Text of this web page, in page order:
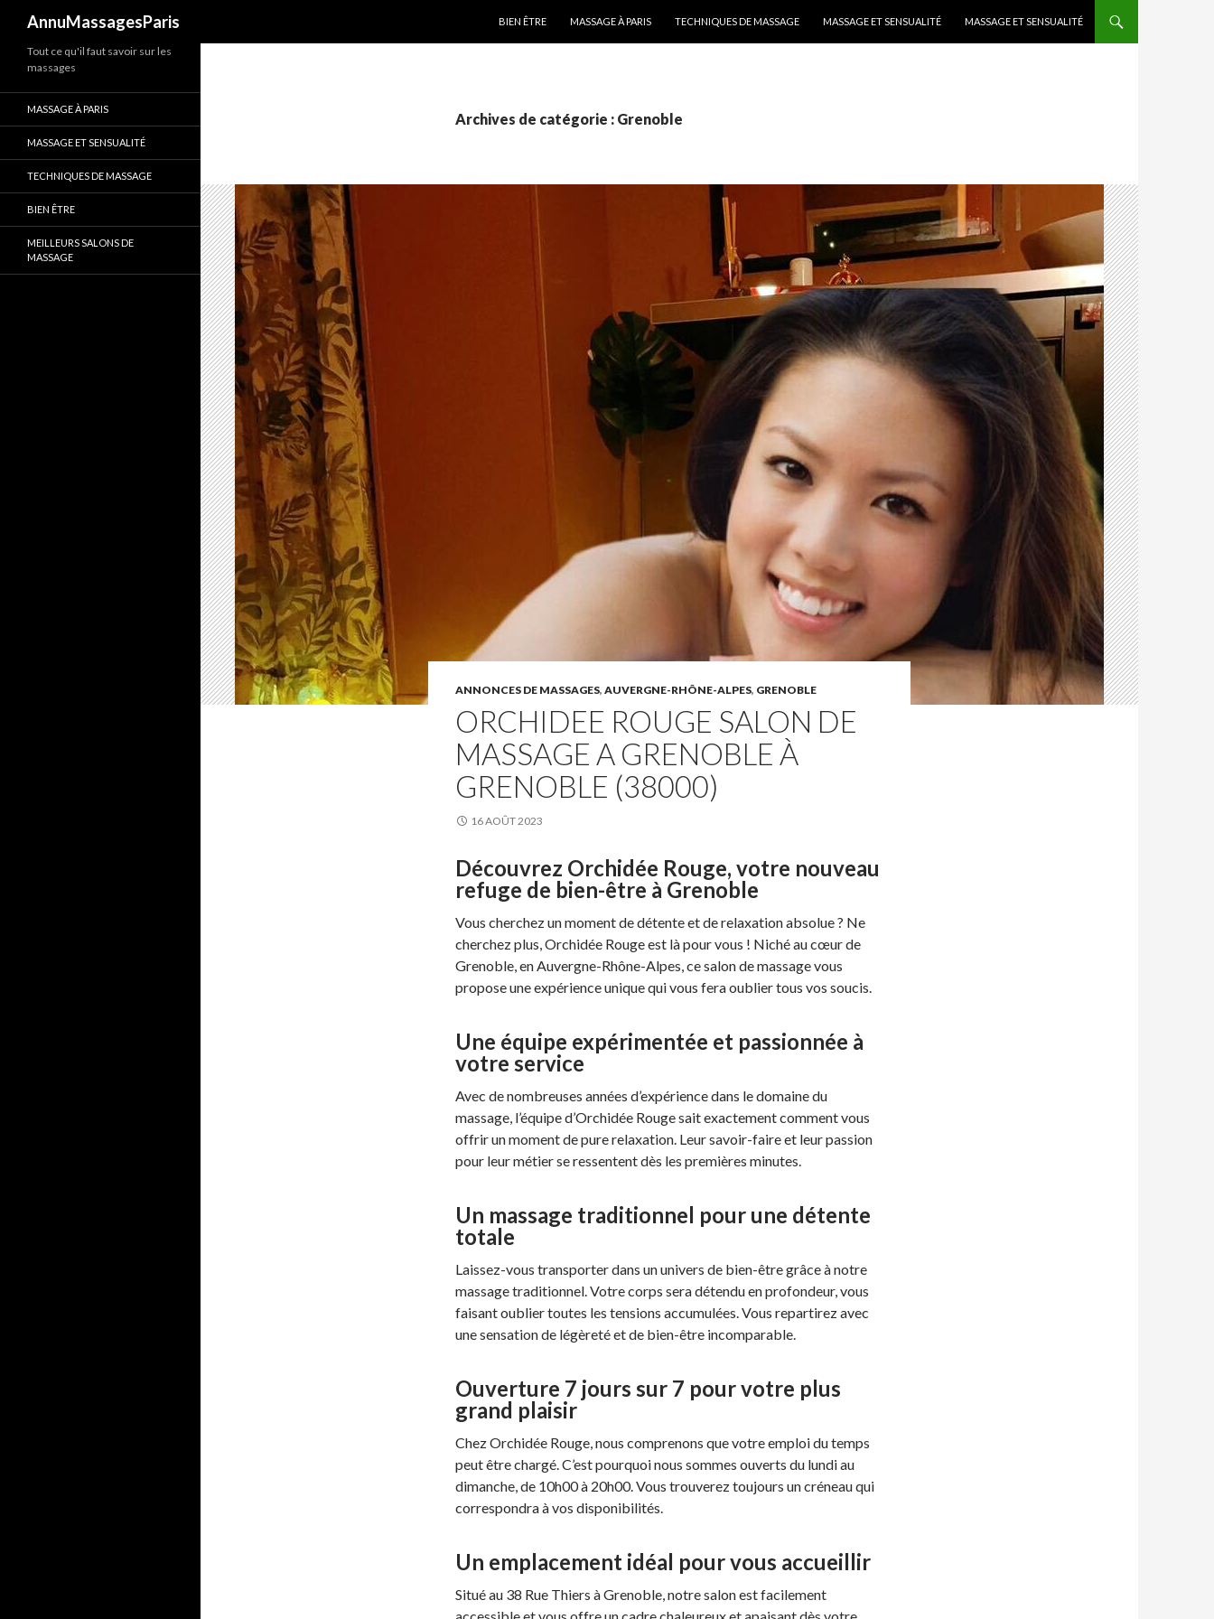
AnnuMassagesParis
BIEN ÊTRE
MASSAGE À PARIS TECHNIQUES DE MASSAGE MASSAGE ET SENSUALITÉ MASSAGE ET SENSUALITÉ
Archives de catégorie : Grenoble
ANNONCES DE MASSAGES, AUVERGNE-RHÔNE-ALPES, GRENOBLE
ORCHIDEE ROUGE SALON DE
MASSAGE A GRENOBLE À
GRENOBLE (38000)
16 AOÛT 2023
Découvrez Orchidée Rouge, votre nouveau
refuge de bien-être à Grenoble
Vous cherchez un moment de détente et de relaxation absolue ? Ne
cherchez plus, Orchidée Rouge est là pour vous ! Niché au cœur de
Grenoble, en Auvergne-Rhône-Alpes, ce salon de massage vous
propose une expérience unique qui vous fera oublier tous vos soucis.
Une équipe expérimentée et passionnée à
votre service
Avec de nombreuses années d’expérience dans le domaine du
massage, l’équipe d’Orchidée Rouge sait exactement comment vous
offrir un moment de pure relaxation. Leur savoir-faire et leur passion
pour leur métier se ressentent dès les premières minutes.
Un massage traditionnel pour une détente
totale
Laissez-vous transporter dans un univers de bien-être grâce à notre
massage traditionnel. Votre corps sera détendu en profondeur, vous
faisant oublier toutes les tensions accumulées. Vous repartirez avec
une sensation de légèreté et de bien-être incomparable.
Ouverture 7 jours sur 7 pour votre plus
grand plaisir
Chez Orchidée Rouge, nous comprenons que votre emploi du temps
peut être chargé. C’est pourquoi nous sommes ouverts du lundi au
dimanche, de 10h00 à 20h00. Vous trouverez toujours un créneau qui
correspondra à vos disponibilités.
Un emplacement idéal pour vous accueillir
Situé au 38 Rue Thiers à Grenoble, notre salon est facilement
Tout ce qu'il faut savoir sur les
massages
MASSAGE À PARIS
MASSAGE ET SENSUALITÉ
TECHNIQUES DE MASSAGE
BIEN ÊTRE
MEILLEURS SALONS DE
MASSAGE